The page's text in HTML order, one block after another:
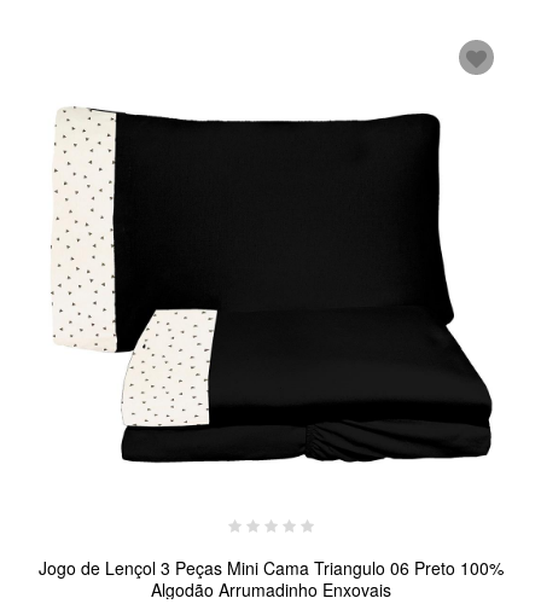
Jogo de Lençol 3 Peças Mini Cama Triangulo 06 Preto 100%
Algodão Arrumadinho Enxovais